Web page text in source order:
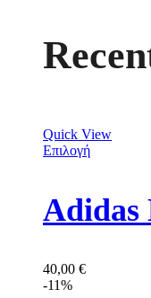
Quick View
Επιλογή
Adidas
40,00 €
-11%